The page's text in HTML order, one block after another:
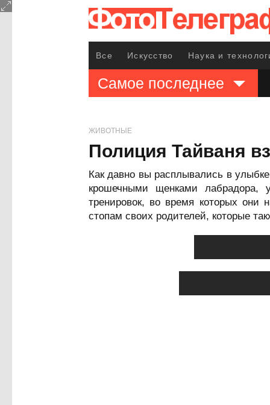
Все Искусство Наука и
Самое последнее
ЖИВОТНЫЕ
Полиция Тайваня
Как давно вы расплывались в
крошечными щенками лабрадора,
тренировок, во время которых они
стопам своих родителей, которые